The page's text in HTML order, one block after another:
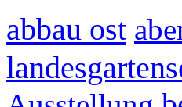
abbau ost